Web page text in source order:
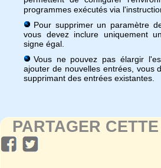
programmes exécutés via
Pour supprimer un paramètre
vous devez inclure uniquement
signe égal.
Vous ne pouvez pas élargir
ajouter de nouvelles entrées, vous
supprimant des entrées existantes.
PARTAGER